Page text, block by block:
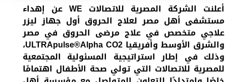
أعلنت الشركة المصرية للاتصالات WE عن إهداء
مستشفى أهل مصر لعلاج الحروق أول جهاز ليزر
علاجي متخصص في علاج مرضى الحروق في مصر
والشرق الأوسط وأفريقيا ULTRApulse®Alpha CO2،
وذلك في إطار استراتيجية المسئولية المجتمعية
للمصرية للاتصالات التي تولي صحة الأطفال اهتمامًا